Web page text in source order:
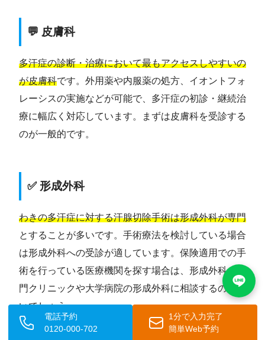
💬 皮膚科
多汗症の診断・治療において最もアクセスしやすいの
が皮膚科です。外用薬や内服薬の処方、イオントフォ
レーシスの実施などが可能で、多汗症の初診・継続治
療に幅広く対応しています。まずは皮膚科を受診する
のが一般的です。
✅ 形成外科
わきの多汗症に対する汗腺切除手術は形成外科が専門
とすることが多いです。手術療法を検討している場合
は形成外科への受診が適しています。保険適用での手
術を行っている医療機関を探す場合は、形成外科の専
門クリニックや大学病院の形成外科に相談するのがよ
いでしょう。
電話予約
0120-000-702
1分で入力完了
簡単Web予約